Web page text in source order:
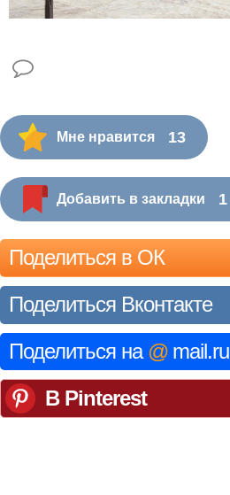
Мне нравится 13
Добавить в закладки 1
Поделиться в ОК
Поделиться Вконтакте
Поделиться на @ mail.ru
В Pinterest